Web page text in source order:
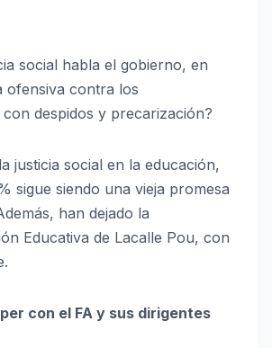
social habla el gobierno, en
ofensiva contra los
despidos y precarización?
justicia social en la educación,
sigue siendo una vieja promesa
han dejado la
Educativa de Lacalle Pou, con
con el FA y sus dirigentes